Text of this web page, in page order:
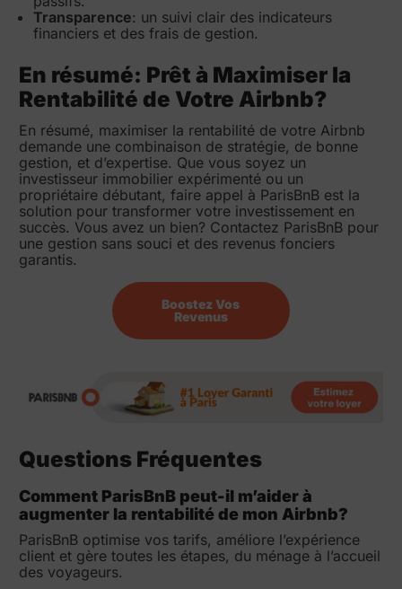
Transparence: un suivi clair des indicateurs
financiers et des frais de gestion.
En résumé: Prêt à Maximiser la
Rentabilité de Votre Airbnb?
En résumé, maximiser la rentabilité de votre Airbnb
demande une combinaison de stratégie, de bonne
gestion, et d’expertise. Que vous soyez un
investisseur immobilier expérimenté ou un
propriétaire débutant, faire appel à ParisBnB est la
solution pour transformer votre investissement en
succès. Vous avez un bien? Contactez ParisBnB pour
une gestion sans souci et des revenus fonciers
garantis.
Boostez Vos
Revenus
Questions Fréquentes
Comment ParisBnB peut-il m’aider à
augmenter la rentabilité de mon Airbnb?
ParisBnB optimise vos tarifs, améliore l’expérience
client et gère toutes les étapes, du ménage à l’accueil
des voyageurs.